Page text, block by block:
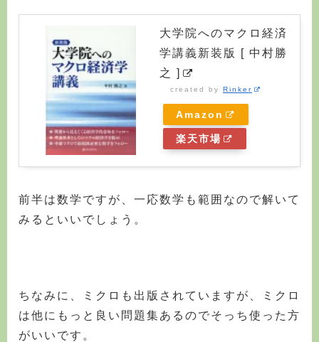
大学院へのマクロ経済
学講義新装版 [ 中村勝
之 ]
created by Rinker
Amazon
楽天市場
前半は数学ですが、一応数学も範囲なので解いて
みるといいでしょう。
ちなみに、ミクロも出版されていますが、ミクロ
は他にもっと良い問題集あるのでそっち使った方
がいいです。